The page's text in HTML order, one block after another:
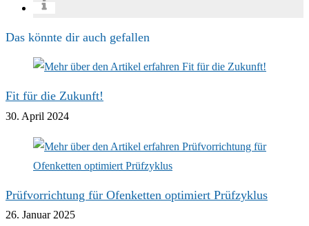
Das könnte dir auch gefallen
Fit für die Zukunft!
30. April 2024
Prüfvorrichtung für Ofenketten optimiert Prüfzyklus
26. Januar 2025